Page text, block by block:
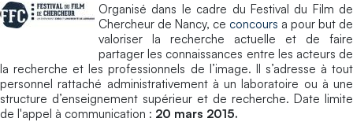
Organisé dans le cadre du Festival du Film de
Chercheur de Nancy, ce concours a pour but de
valoriser la recherche actuelle et de faire
partager les connaissances entre les acteurs de
la recherche et les professionnels de l’image. Il s’adresse à tout
personnel rattaché administrativement à un laboratoire ou à une
structure d’enseignement supérieur et de recherche. Date limite
de l'appel à communication : 20 mars 2015.